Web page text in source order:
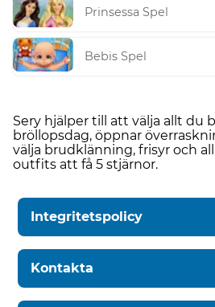
Prinsessa Spel
Bebis Spel
Sery hjälper till att välja allt du
bröllopsdag, öppnar
välja brudklänning, frisyr och
outfits att få 5 stjärnor.
Integritetspolicy
Kontakta